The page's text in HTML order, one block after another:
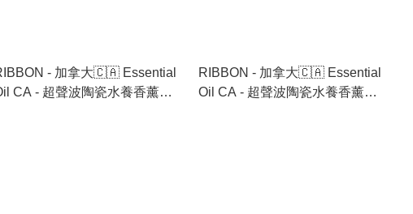
- 加拿大🇨🇦 Essential
CA - 超聲波陶瓷水養香薰機
RIBBON - 加拿大🇨🇦 Essential
Oil CA - 超聲波陶瓷水養香薰機